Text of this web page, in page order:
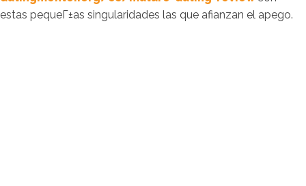
estas pequeГ±as singularidades las que afianzan el apego.